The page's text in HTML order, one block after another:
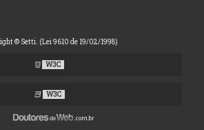
© Setti. (Lei 9610 de 19/02/1998)
W3C
W3C